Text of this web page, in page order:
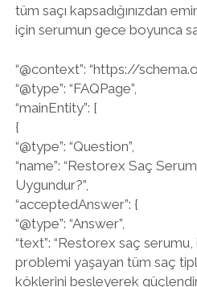
tüm saçı kapsadığınızdan
için serumun gece boyunca
“@context”: “https://
“@type”: “FAQPage”,
“mainEntity”: [
{
“@type”: “Question”,
“name”: “Restorex Saç
Uygundur?”,
“acceptedAnswer”: {
“@type”: “Answer”,
“text”: “Restorex saç
problemi yaşayan tüm saç
köklerini besleyerek